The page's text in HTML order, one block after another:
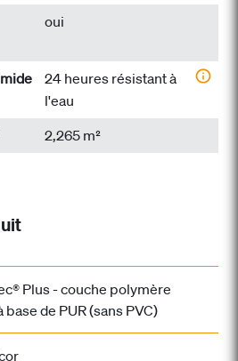
oui
24 heures résistant à
l'eau
2,265 m²
Plus - couche polymère
de PUR (sans PVC)